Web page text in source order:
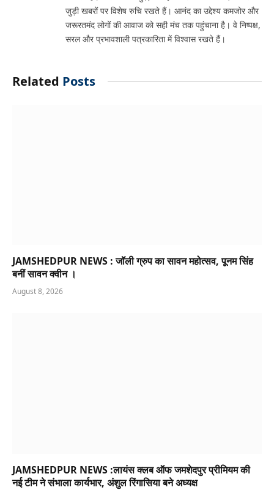
जुड़ी खबरों पर विशेष रुचि रखते हैं। आनंद का उद्देश्य कमजोर और
जरूरतमंद लोगों की आवाज को सही मंच तक पहुंचाना है। वे निष्पक्ष,
सरल और प्रभावशाली पत्रकारिता में विश्वास रखते हैं।
Related Posts
JAMSHEDPUR NEWS : जॉली ग्रुप का सावन महोत्सव, पूनम सिंह
बनीं सावन क्वीन ।
August 8, 2026
JAMSHEDPUR NEWS :लायंस क्लब ऑफ जमशेदपुर प्रीमियम की
नई टीम ने संभाला कार्यभार, अंशुल रिंगासिया बने अध्यक्ष